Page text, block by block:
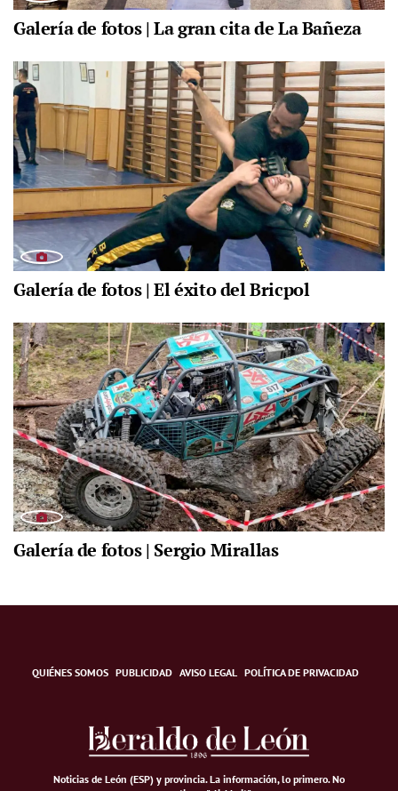
Galería de fotos | La gran cita de La Bañeza
Galería de fotos | El éxito del Bricpol
Galería de fotos | Sergio Mirallas
QUIÉNES SOMOS PUBLICIDAD AVISO LEGAL POLÍTICA DE PRIVACIDAD
Noticias de León (ESP) y provincia. La información, lo primero.No